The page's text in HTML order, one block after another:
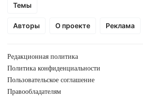
Темы
Авторы О проекте Реклама
Редакционная политика
Политика конфиденциальности
Пользовательское соглашение
Правообладателям